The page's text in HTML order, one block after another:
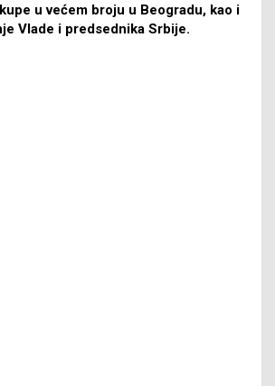
u većem broju u Beogradu, kao i
Vlade i predsednika Srbije.